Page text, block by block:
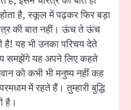
है, स्कूल में पढ़कर फिर बड़ा
की बात नहीं। ऊंच ते ऊंच
है! यह भी उनका परिचय देते
समझेंगे यह अपने लिए कहते
को कभी भी मनुष्य नहीं कह
में रहते हैं। तुम्हारी बुद्धि
है।